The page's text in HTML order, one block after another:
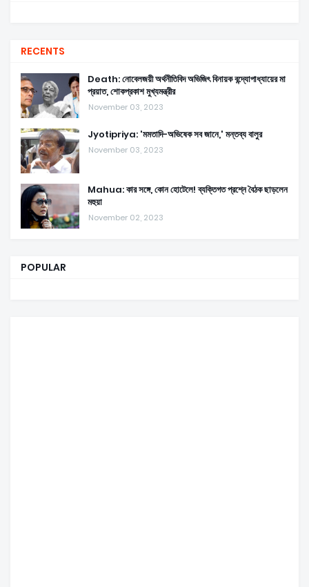
RECENTS
Death: নোবেলজয়ী অর্থনীতিবিদ অভিজিৎ বিনায়ক বন্দ্যোপাধ্যায়ের মা
প্রয়াত, শোকপ্রকাশ মুখ্যমন্ত্রীর
November 03, 2023
Jyotipriya: 'মমতাদি-অভিষেক সব জানে,' মন্তব্য বালুর
November 03, 2023
Mahua: কার সঙ্গে, কোন হোটেলে! ব্যক্তিগত প্রশ্নে বৈঠক ছাড়লেন
মহুয়া
November 02, 2023
POPULAR